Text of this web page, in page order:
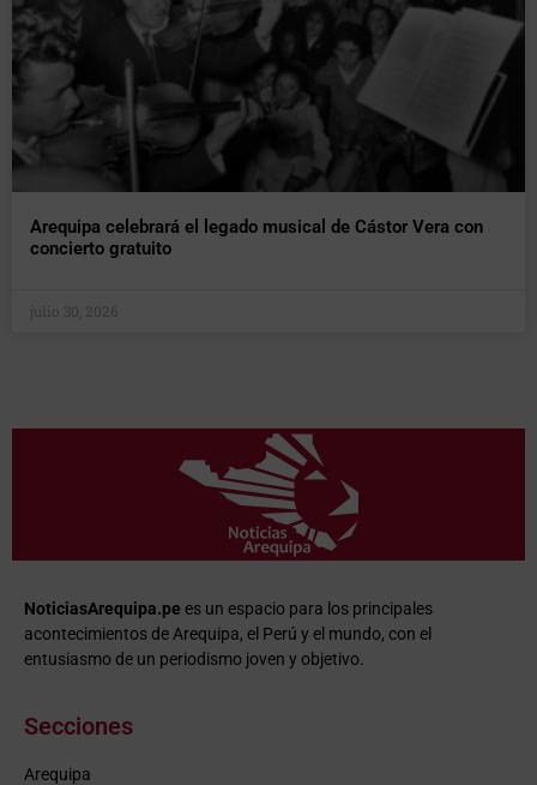
Arequipa celebrará el legado musical de Cástor Vera con
concierto gratuito
julio 30, 2026
NoticiasArequipa.pe es un espacio para los principales
acontecimientos de Arequipa, el Perú y el mundo, con el
entusiasmo de un periodismo joven y objetivo.
Secciones
Arequipa